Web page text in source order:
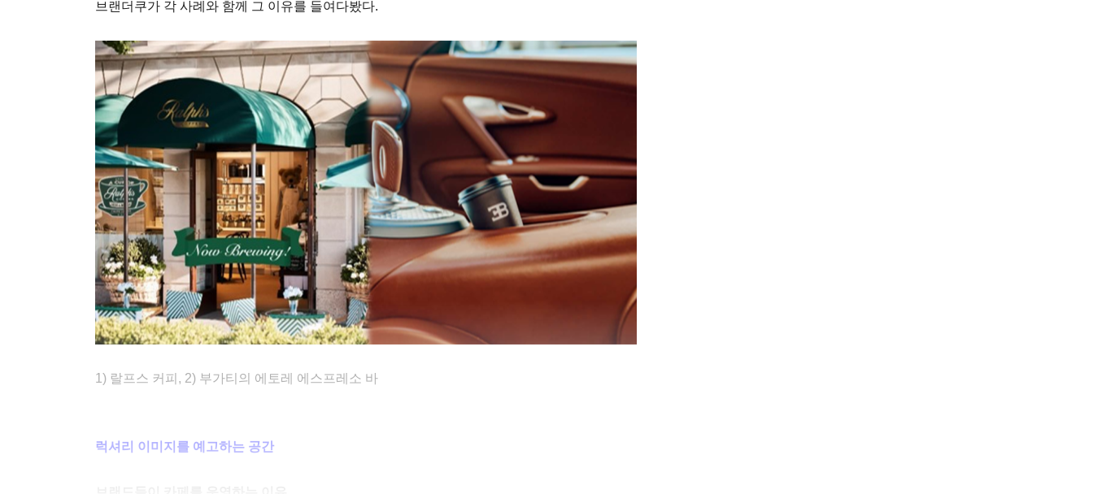
브랜더쿠가 각 사례와 함께 그 이유를 들여다봤다.
1) 랄프스 커피, 2) 부가티의 에토레 에스프레소 바
럭셔리 이미지를 예고하는 공간